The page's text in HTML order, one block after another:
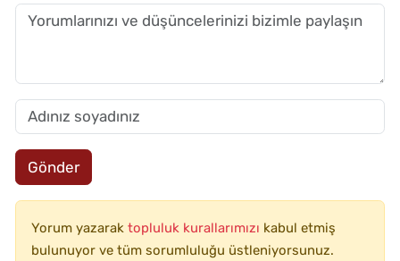
Gönder
Yorum yazarak topluluk kurallarımızı kabul etmiş
bulunuyor ve tüm sorumluluğu üstleniyorsunuz.